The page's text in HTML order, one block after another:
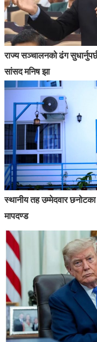
राज्य सञ्चालनको ढंग
सांसद मनिष झा
स्थानीय तह उम्मेदवार
मापदण्ड